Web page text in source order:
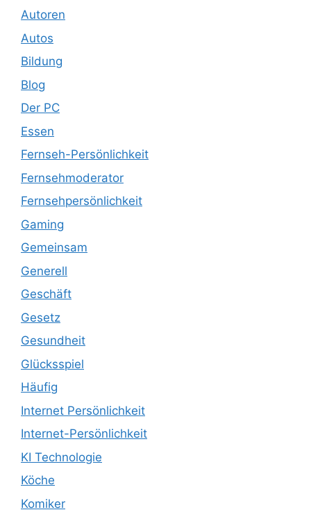
Autoren
Autos
Bildung
Blog
Der PC
Essen
Fernseh-Persönlichkeit
Fernsehmoderator
Fernsehpersönlichkeit
Gaming
Gemeinsam
Generell
Geschäft
Gesetz
Gesundheit
Glücksspiel
Häufig
Internet Persönlichkeit
Internet-Persönlichkeit
KI Technologie
Köche
Komiker